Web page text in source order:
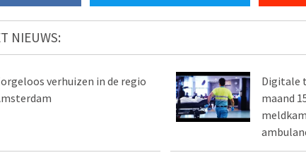
NIEUWS:
verhuizen in de regio
Digitale
maand